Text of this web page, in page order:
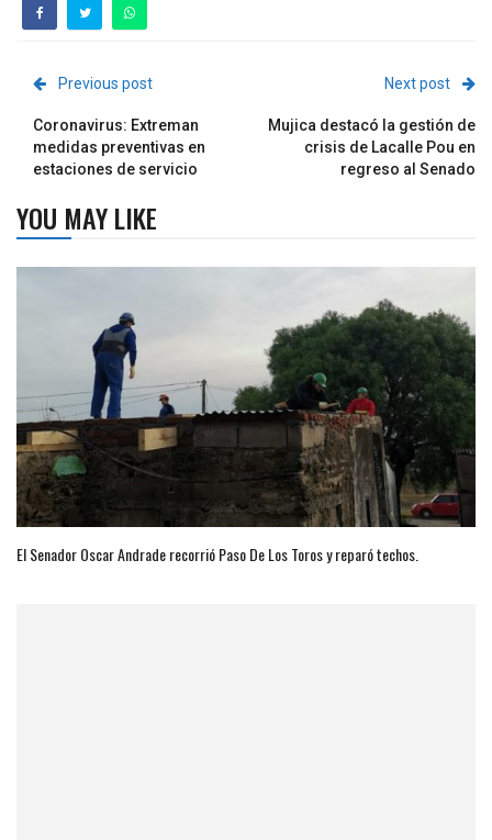
Previous post
Coronavirus: Extreman
medidas preventivas en
estaciones de servicio
Next post
Mujica destacó la gestión de
crisis de Lacalle Pou en
regreso al Senado
YOU MAY LIKE
El Senador Oscar Andrade recorrió Paso De Los Toros y reparó techos.